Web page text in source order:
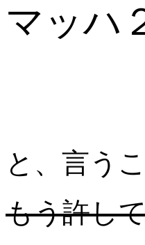
マッハ
と、言う
もう許し